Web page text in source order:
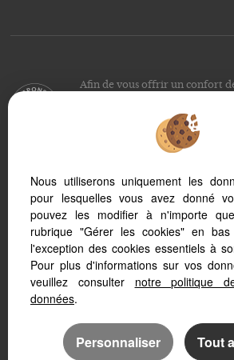
Afin de vous offrir un confort
notre site s’adapte
d'écrans
Logiciel
Création site
Référencement
Nous utiliserons uniquement les
pour lesquelles vous avez donné
pouvez les modifier à n'importe
rubrique "Gérer les cookies" en
l'exception des cookies essentiels à
Pour plus d'informations sur vos
veuillez consulter notre politique
données.
Personnaliser Tout